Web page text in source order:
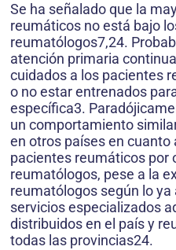
Se ha señalado que la
reumáticos no está bajo
reumatólogos7,24.
atención primaria
cuidados a los pacientes
o no estar entrenados
específica3.
un comportamiento
en otros países en cuanto
pacientes reumáticos por
reumatólogos, pese a la
reumatólogos según lo
servicios especializados
distribuidos en el país y
todas las provincias24.